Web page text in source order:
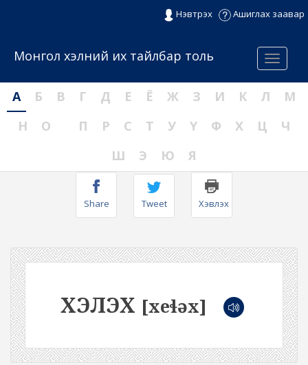
Нэвтрэх Ашиглах заавар
Menu
Монгол хэлний их тайлбар толь
А Б В Г Д Е Ё Ж З И К Л
М
Н
О П Р С Т У Ү Ф Х Ц
Ч
Ш
Э Ю Я
Share Tweet Хэвлэх
ХЭЛЭХ [xeɬəx]